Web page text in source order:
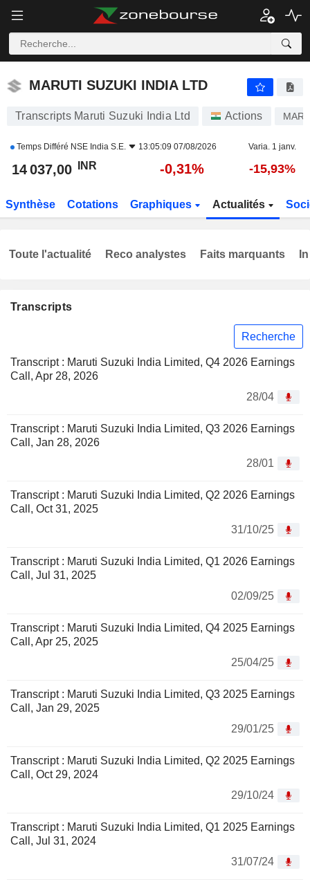
MARUTI SUZUKI INDIA LTD
MARUTI SUZUKI INDIA LTD
Transcripts Maruti Suzuki India Ltd Actions
Temps Différé NSE India S.E. 13:05:09 07/08/2026 Varia. 1 janv.
14 037,00 INR -0,31% -15,93%
Synthèse Cotations Graphiques Actualités
Transcripts
Recherche
Transcript : Maruti Suzuki India Limited, Q4 2026 Earnings
Call, Apr 28, 2026
28/04
Transcript : Maruti Suzuki India Limited, Q3 2026 Earnings
Call, Jan 28, 2026
28/01
Transcript : Maruti Suzuki India Limited, Q2 2026 Earnings
Call, Oct 31, 2025
31/10/25
Transcript : Maruti Suzuki India Limited, Q1 2026 Earnings
Call, Jul 31, 2025
02/09/25
Transcript : Maruti Suzuki India Limited, Q4 2025 Earnings
Call, Apr 25, 2025
25/04/25
Transcript : Maruti Suzuki India Limited, Q3 2025 Earnings
Call, Jan 29, 2025
29/01/25
Transcript : Maruti Suzuki India Limited, Q2 2025 Earnings
Call, Oct 29, 2024
29/10/24
Transcript : Maruti Suzuki India Limited, Q1 2025 Earnings
Call, Jul 31, 2024
31/07/24
Toute l'actualité Reco analystes Faits marquants